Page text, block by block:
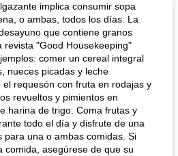
implica consumir sopa
o ambas, todos los días. La
que contiene granos
revista "Good Housekeeping"
comer un cereal integral
nueces picadas y leche
requesón con fruta en rodajas y
revueltos y pimientos en
harina de trigo. Coma frutas y
todo el día y disfrute de una
para una o ambas comidas. Si
comida, asegúrese de que su